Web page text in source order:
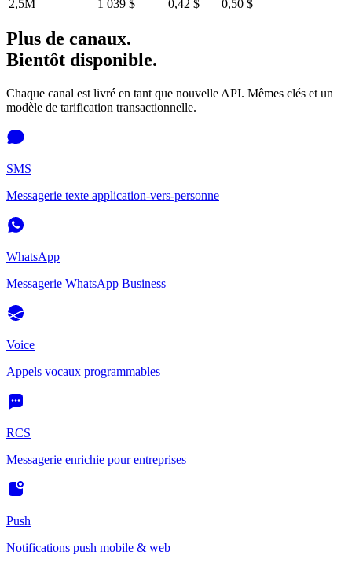
2,5M 1 039 $ 0,42 $ 0,50 $
Plus de canaux.
Bientôt disponible.
Chaque canal est livré en tant que nouvelle API. Mêmes clés et un
modèle de tarification transactionnelle.
SMS
Messagerie texte application-vers-personne
WhatsApp
Messagerie WhatsApp Business
Voice
Appels vocaux programmables
RCS
Messagerie enrichie pour entreprises
Push
Notifications push mobile & web